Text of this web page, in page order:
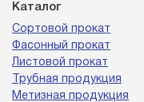
Каталог
Сортовой прокат
Фасонный прокат
Листовой прокат
Трубная продукция
Метизная продукция